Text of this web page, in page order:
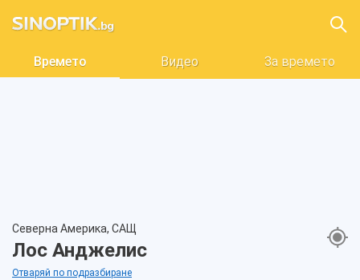
Времето Видео За времето
Северна Америка, САЩ
Лос Анджелис
Отваряй по подразбиране